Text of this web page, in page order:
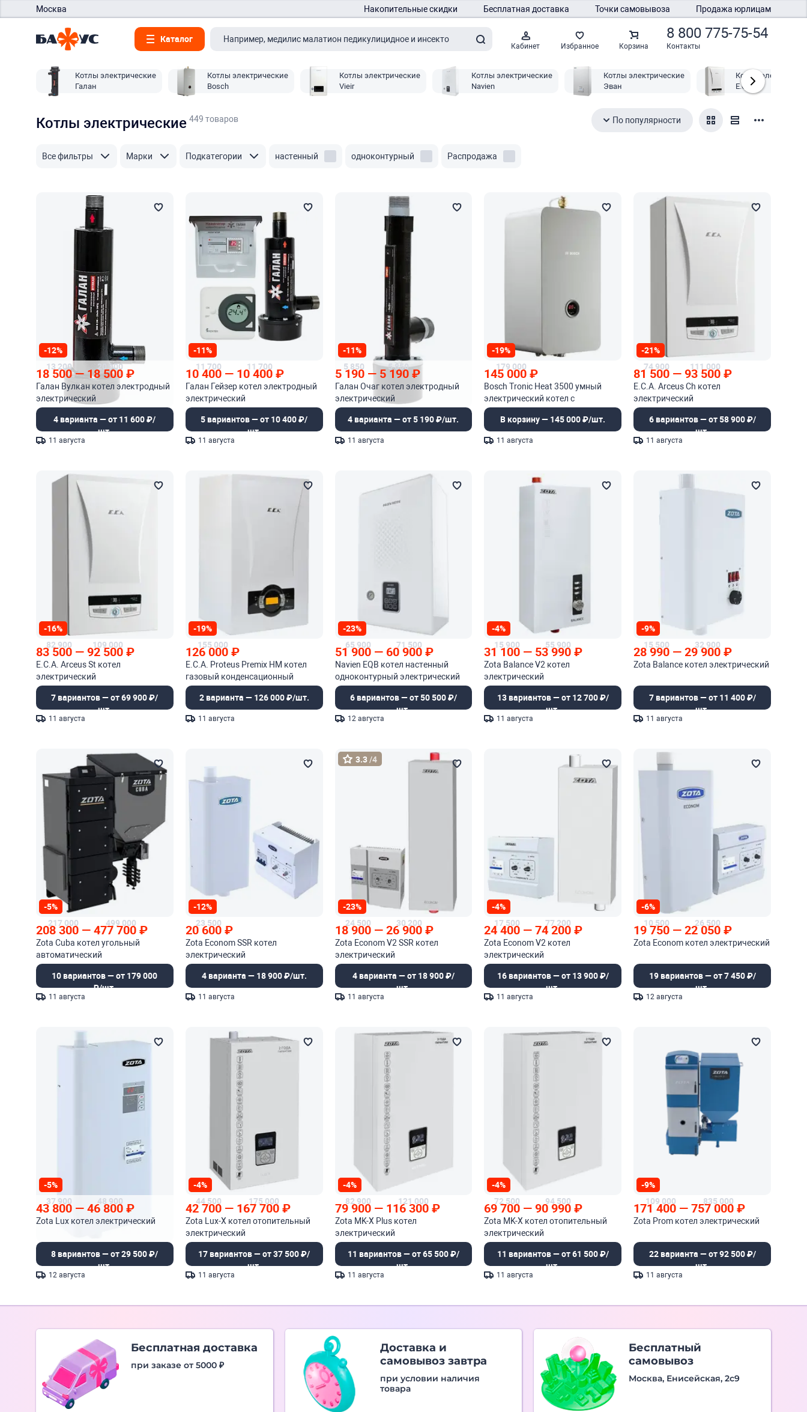
Москва Накопительные скидки Бесплатная доставка Точки самовывоза Продажа юрлицам
Каталог
Кабинет Избранное Корзина
8 800 775-75-54
Контакты
Котлы электрические
Галан
Котлы электрические
Bosch
Котлы электрические
Vieir
Котлы электрические
Navien
Котлы электрические
Эван
Котлы
E.C.A.
Котлы электрические449 товаров По популярности
Все фильтры Марки Подкатегории настенный одноконтурный Распродажа
-12%
13 200
18 500— 20 900
18 500₽
Галан Вулкан котел электродный
электрический
4 варианта — от 11 600 ₽/
шт.
11 августа
-11%
11 700
10 400 — 11 700
10 400₽
Галан Гейзер котел электродный
электрический
5 вариантов — от 10 400 ₽/
шт.
11 августа
-11%
5 850
5 190 — 5 850
5 190 ₽
Галан Очаг котел электродный
электрический
4 варианта — от 5 190 ₽/шт.
11 августа
-19%
179 000
145 000₽
Bosch Tronic Heat 3500 умный
электрический котел с
адаптивной автоматикой
В корзину — 145 000 ₽/шт.
11 августа
-21%
74 900
81 500 — 111 000
93 500₽
E.C.A. Arceus Ch котел
электрический
6 вариантов — от 58 900 ₽/
шт.
11 августа
-16%
82 900
83 500 — 109 000
92 500₽
E.C.A. Arceus St котел
электрический
7 вариантов — от 69 900 ₽/
шт.
11 августа
-19%
155 000
126 000₽
E.C.A. Proteus Premix HM котел
газовый конденсационный
2 варианта — 126 000 ₽/шт.
11 августа
-23%
65 900
51 900 — 71 500
60 900 ₽
Navien EQB котел настенный
одноконтурный электрический
6 вариантов — от 50 500 ₽/
шт.
12 августа
-4%
15 900
31 100 — 55 900
53 990₽
Zota Balance V2 котел
электрический
13 вариантов — от 12 700 ₽/
шт.
11 августа
-9%
15 500
28 990 — 32 900
29 900₽
Zota Balance котел электрический
7 вариантов — от 11 400 ₽/
шт.
11 августа
-5%
217 000
208 300 — 499 000
477 700₽
Zota Cuba котел угольный
автоматический
10 вариантов — от 179 000
₽/шт.
11 августа
-12%
23 500
20 600₽
Zota Econom SSR котел
электрический
4 варианта — 18 900 ₽/шт.
11 августа
3.3/4
-23%
24 500
18 900 — 30 200
26 900 ₽
Zota Econom V2 SSR котел
электрический
4 варианта — от 18 900 ₽/
шт.
11 августа
-4%
17 500
24 400 — 77 200
74 200₽
Zota Econom V2 котел
электрический
16 вариантов — от 13 900 ₽/
шт.
11 августа
-6%
10 500
19 750 — 26 500
22 050₽
Zota Econom котел электрический
19 вариантов — от 7 450 ₽/
шт.
12 августа
-5%
37 900
43 800 — 48 900
46 800₽
Zota Lux котел электрический
8 вариантов — от 29 500 ₽/
шт.
12 августа
-4%
44 500
42 700 — 175 000
167 700₽
Zota Lux-X котел отопительный
электрический
17 вариантов — от 37 500 ₽/
шт.
11 августа
-4%
82 900
79 900 — 121 000
116 300 ₽
Zota MK-X Plus котел
электрический
11 вариантов — от 65 500 ₽/
шт.
11 августа
-4%
72 500
69 700 — 94 500
90 990₽
Zota MK-X котел отопительный
электрический
11 вариантов — от 61 500 ₽/
шт.
11 августа
-9%
109 000
171 400 — 835 000
757 000₽
Zota Prom котел электрический
22 варианта — от 92 500 ₽/
шт.
11 августа
Бесплатная доставка
при заказе от 5000 ₽
Доставка и
самовывоз завтра
при условии наличия
товара
Бесплатный
самовывоз
Москва, Енисейская, 2с9